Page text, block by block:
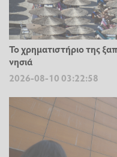
Το χρηματιστήριο της
νησιά
2026-08-10 03:22:58